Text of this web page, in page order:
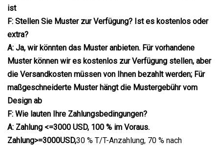
ist
F: Stellen Sie Muster zur Verfügung? Ist es kostenlos oder
extra?
A: Ja, wir könnten das Muster anbieten. Für vorhandene
Muster können wir es kostenlos zur Verfügung stellen, aber
die Versandkosten müssen von Ihnen bezahlt werden; Für
maßgeschneiderte Muster hängt die Mustergebühr vom
Design ab
F: Wie lauten Ihre Zahlungsbedingungen?
A: Zahlung <=3000 USD, 100 % im Voraus.
Zahlung>=3000USD,30 % T/T-Anzahlung, 70 % nach